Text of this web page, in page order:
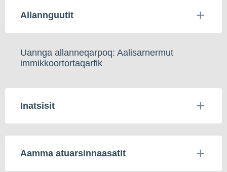
Allannguutit
Uannga allanneqarpoq: Aalisarnermut
immikkoortortaqarfik
Inatsisit
Aamma atuarsinnaasatit